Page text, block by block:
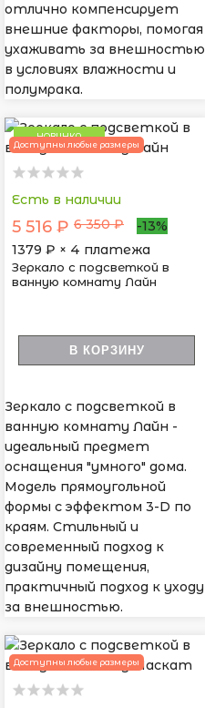
отлично компенсирует
внешние факторы, помогая
ухаживать за внешностью
в условиях влажности и
полумрака.
НОВИНКА
Доступны любые размеры
Есть в наличии
5 516 ₽ 6 350 ₽
-13%
1379 ₽ × 4 платежа
Зеркало с подсветкой в
ванную комнату Лайн
В КОРЗИНУ
Зеркало с подсветкой в
ванную комнату Лайн -
идеальный предмет
оснащения "умного" дома.
Модель прямоугольной
формы с эффектом 3-D по
краям. Стильный и
современный подход к
дизайну помещения,
практичный подход к уходу
за внешностью.
Доступны любые размеры